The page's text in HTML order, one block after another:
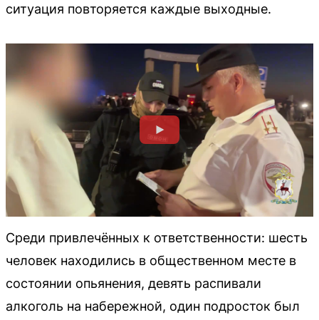
ситуация повторяется каждые выходные.
Среди привлечённых к ответственности: шесть
человек находились в общественном месте в
состоянии опьянения, девять распивали
алкоголь на набережной, один подросток был